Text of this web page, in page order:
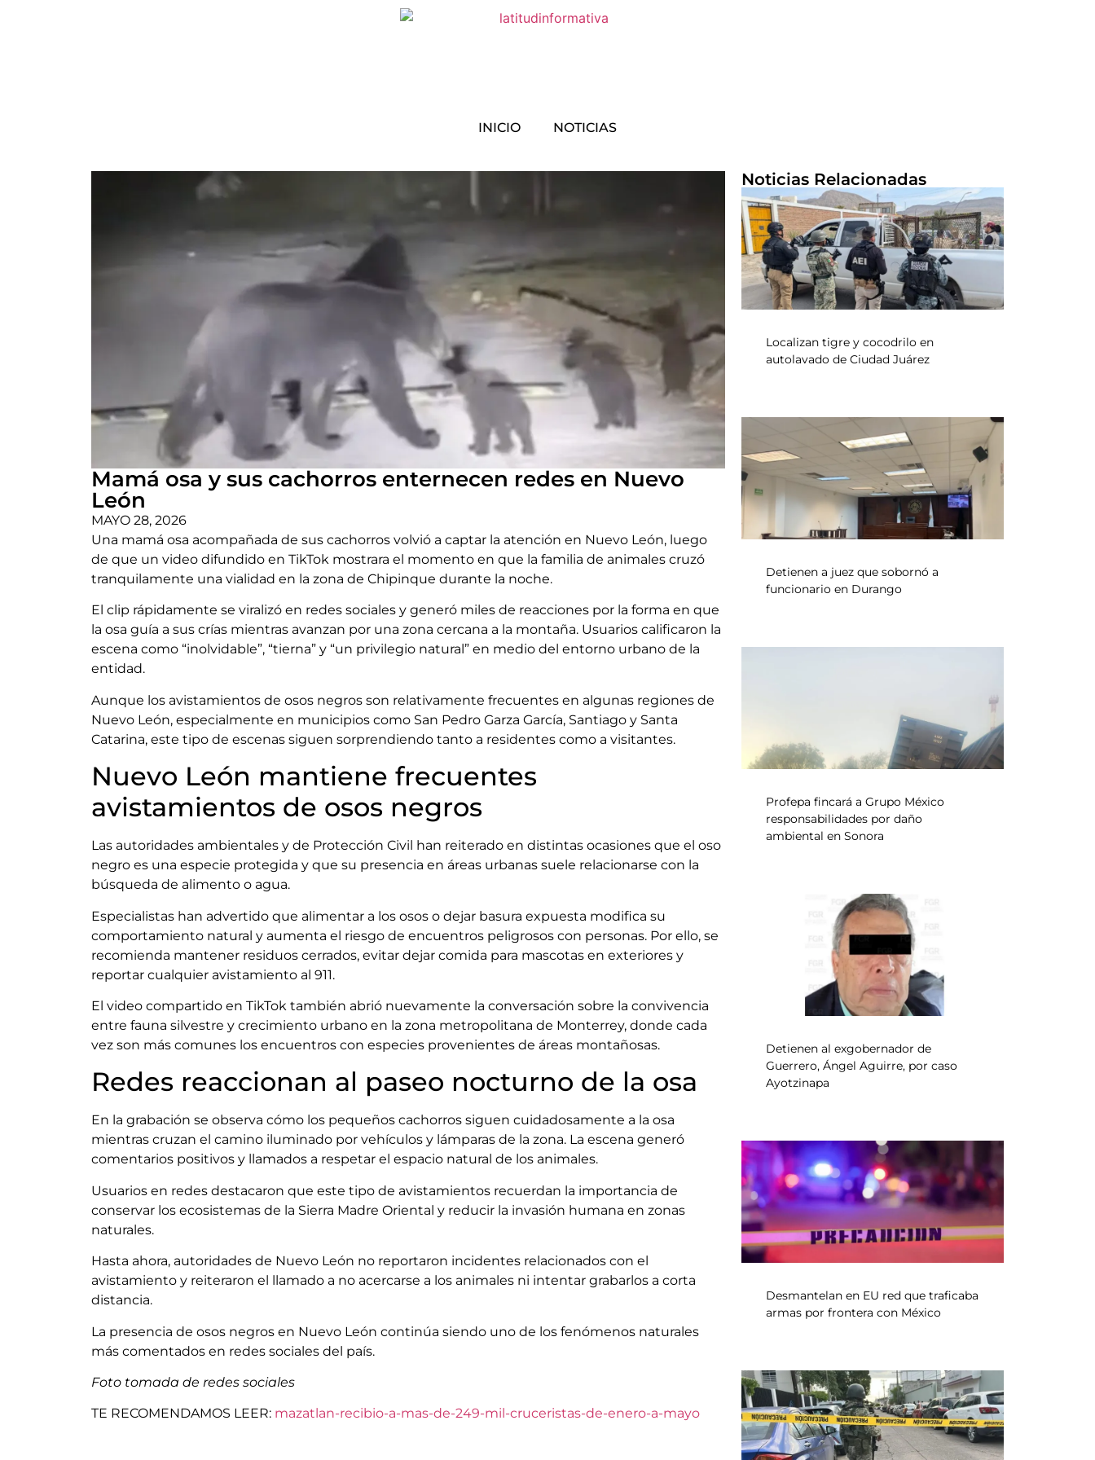
INICIO NOTICIAS
Mamá osa y sus cachorros enternecen redes en Nuevo
León
MAYO 28, 2026
Una mamá osa acompañada de sus cachorros volvió a captar la atención en Nuevo León, luego
de que un video difundido en TikTok mostrara el momento en que la familia de animales cruzó
tranquilamente una vialidad en la zona de Chipinque durante la noche.
El clip rápidamente se viralizó en redes sociales y generó miles de reacciones por la forma en que
la osa guía a sus crías mientras avanzan por una zona cercana a la montaña. Usuarios calificaron la
escena como “inolvidable”, “tierna” y “un privilegio natural” en medio del entorno urbano de la
entidad.
Aunque los avistamientos de osos negros son relativamente frecuentes en algunas regiones de
Nuevo León, especialmente en municipios como San Pedro Garza García, Santiago y Santa
Catarina, este tipo de escenas siguen sorprendiendo tanto a residentes como a visitantes.
Nuevo León mantiene frecuentes
avistamientos de osos negros
Las autoridades ambientales y de Protección Civil han reiterado en distintas ocasiones que el oso
negro es una especie protegida y que su presencia en áreas urbanas suele relacionarse con la
búsqueda de alimento o agua.
Especialistas han advertido que alimentar a los osos o dejar basura expuesta modifica su
comportamiento natural y aumenta el riesgo de encuentros peligrosos con personas. Por ello, se
recomienda mantener residuos cerrados, evitar dejar comida para mascotas en exteriores y
reportar cualquier avistamiento al 911.
El video compartido en TikTok también abrió nuevamente la conversación sobre la convivencia
entre fauna silvestre y crecimiento urbano en la zona metropolitana de Monterrey, donde cada
vez son más comunes los encuentros con especies provenientes de áreas montañosas.
Redes reaccionan al paseo nocturno de la osa
En la grabación se observa cómo los pequeños cachorros siguen cuidadosamente a la osa
mientras cruzan el camino iluminado por vehículos y lámparas de la zona. La escena generó
comentarios positivos y llamados a respetar el espacio natural de los animales.
Usuarios en redes destacaron que este tipo de avistamientos recuerdan la importancia de
conservar los ecosistemas de la Sierra Madre Oriental y reducir la invasión humana en zonas
naturales.
Hasta ahora, autoridades de Nuevo León no reportaron incidentes relacionados con el
avistamiento y reiteraron el llamado a no acercarse a los animales ni intentar grabarlos a corta
distancia.
La presencia de osos negros en Nuevo León continúa siendo uno de los fenómenos naturales
más comentados en redes sociales del país.
Foto tomada de redes sociales
TE RECOMENDAMOS LEER: mazatlan-recibio-a-mas-de-249-mil-cruceristas-de-enero-a-mayo
Noticias Relacionadas
Localizan tigre y cocodrilo en
autolavado de Ciudad Juárez
Detienen a juez que sobornó a
funcionario en Durango
Profepa fincará a Grupo México
responsabilidades por daño
ambiental en Sonora
Detienen al exgobernador de
Guerrero, Ángel Aguirre, por caso
Ayotzinapa
Desmantelan en EU red que traficaba
armas por frontera con México